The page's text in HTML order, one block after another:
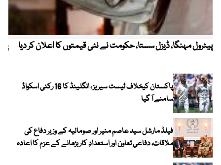
پیٹرول مہنگا، ڈیزل سستا، حکومت نے نئی قیمتوں کا اعلان کر دیا
پاکستان کیخلاف ٹیسٹ سیریز ، انگلینڈ کا 16 رکنی اسکواڈ
سامنے آ گیا
فیلڈ مارشل سید عاصم منیر اور صومالیہ کے وزیر دفاع کی
ملاقات، دفاعی تعاون اور استعدادِ کار بڑھانے کے عزم کا اعادہ